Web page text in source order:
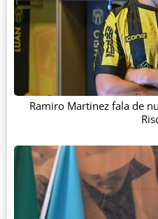
Ramiro Martinez fala de